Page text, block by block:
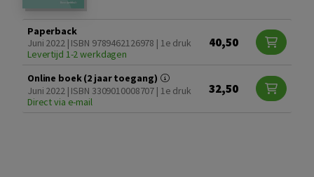
Paperback
Juni 2022 | ISBN 9789462126978 | 1e druk
Levertijd 1-2 werkdagen
40,50
Online boek (2 jaar toegang)
Juni 2022 | ISBN 3309010008707 | 1e druk
Direct via e-mail
32,50